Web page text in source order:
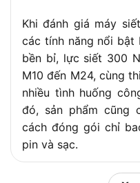
Khi đánh giá máy
các tính năng nổi bật
bền bỉ, lực siết 300
M10 đến M24, cùng
nhiều tình huống
đó, sản phẩm cũng
cách đóng gói chỉ
pin và sạc.
Để giúp bạn đưa ra